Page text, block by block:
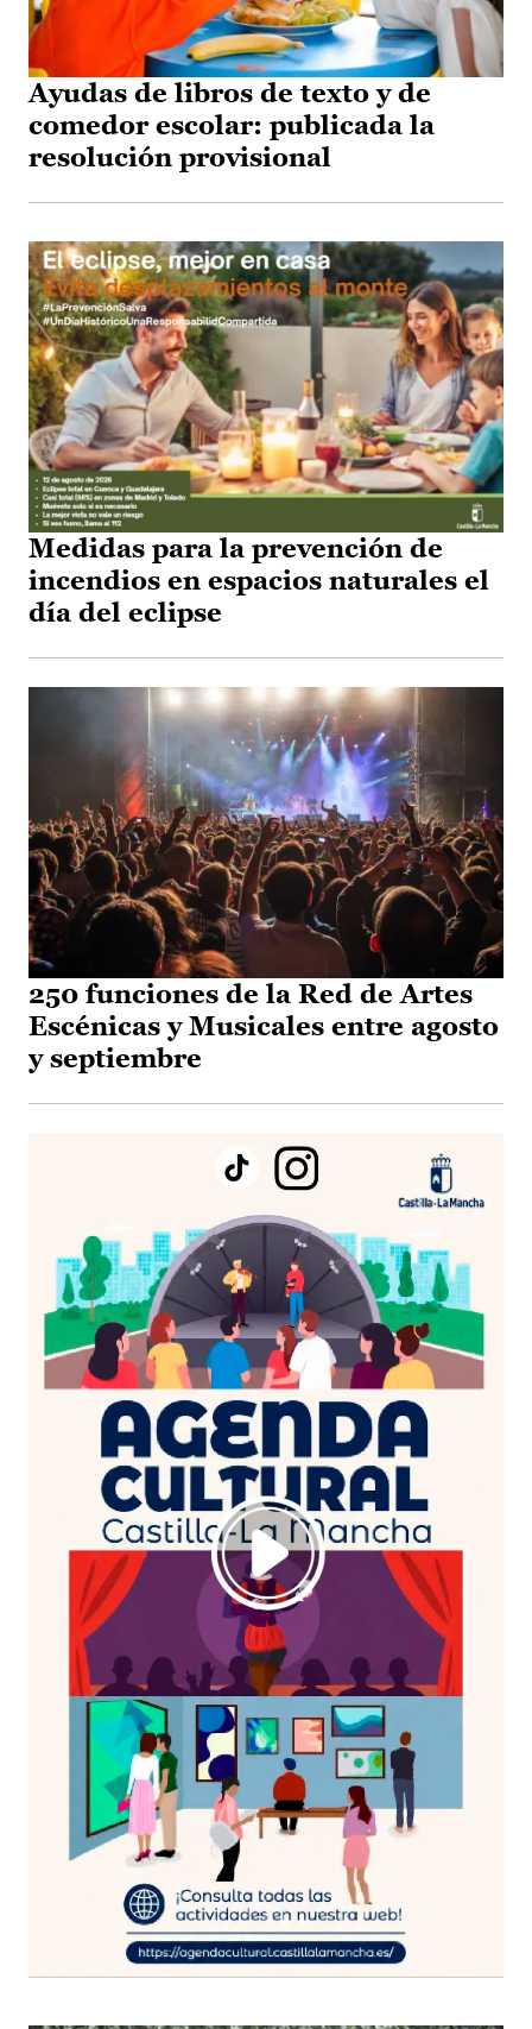
Ayudas de libros de texto y de
comedor escolar: publicada la
resolución provisional
Medidas para la prevención de
incendios en espacios naturales el
día del eclipse
250 funciones de la Red de Artes
Escénicas y Musicales entre agosto
y septiembre